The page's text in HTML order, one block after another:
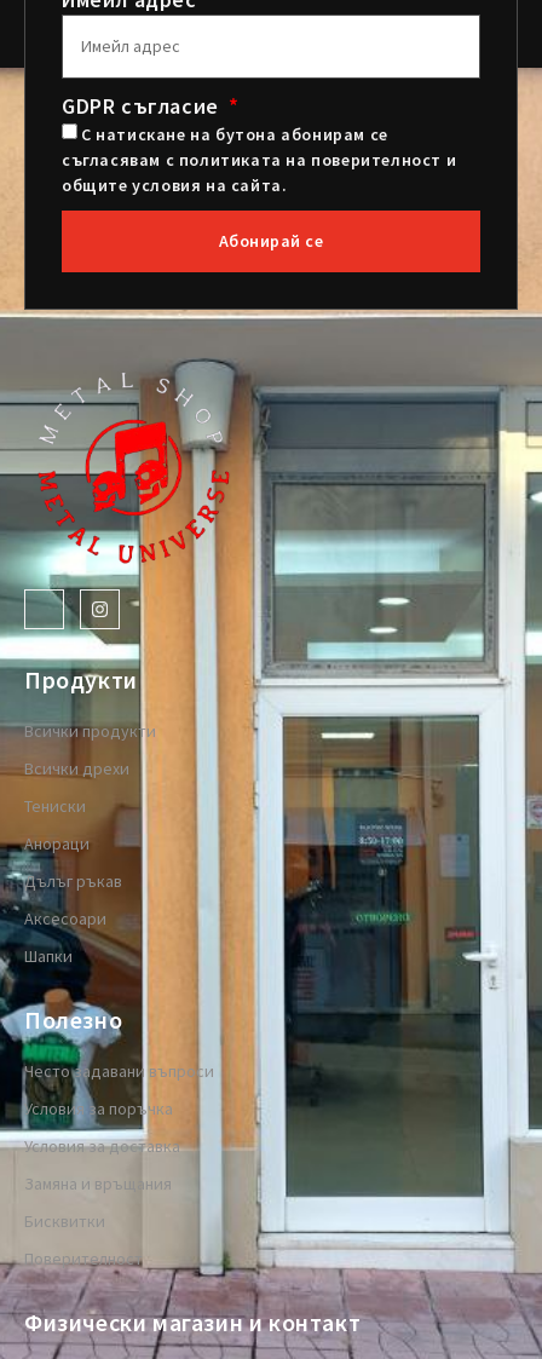
GDPR съгласие
С натискане на бутона абонирам се
съгласявам с политиката на поверителност и
общите условия на сайта.
Абонирай се
Продукти
Всички продукти
Всички дрехи
Тениски
Анораци
Дълъг ръкав
Аксесоари
Шапки
Полезно
Често задавани въпроси
Условия за поръчка
Условия за доставка
Замяна и връщания
Бисквитки
Поверителност
Физически магазин и контакт